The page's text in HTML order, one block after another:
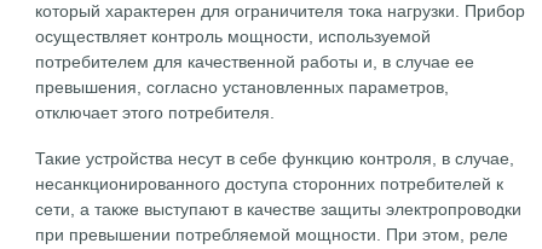
который характерен для ограничителя тока нагрузки. Прибор
осуществляет контроль мощности, используемой
потребителем для качественной работы и, в случае ее
превышения, согласно установленных параметров,
отключает этого потребителя.
Такие устройства несут в себе функцию контроля, в случае,
несанкционированного доступа сторонних потребителей к
сети, а также выступают в качестве защиты электропроводки
при превышении потребляемой мощности. При этом, реле